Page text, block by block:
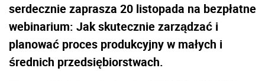
serdecznie zaprasza 20 listopada na bezpłatne
webinarium: Jak skutecznie zarządzać i
planować proces produkcyjny w małych i
średnich przedsiębiorstwach.